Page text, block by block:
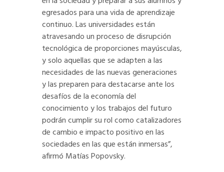
egresados para una vida de aprendizaje
continuo. Las universidades están
atravesando un proceso de disrupción
tecnológica de proporciones mayúsculas,
y solo aquellas que se adapten a las
necesidades de las nuevas generaciones
y las preparen para destacarse ante los
desafíos de la economía del
conocimiento y los trabajos del futuro
podrán cumplir su rol como catalizadores
de cambio e impacto positivo en las
sociedades en las que están inmersas”,
afirmó Matías Popovsky.